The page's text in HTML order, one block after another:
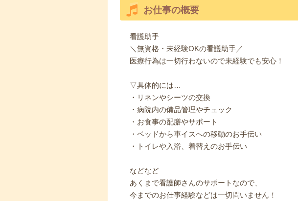
お仕事の概要
看護助手
＼無資格・未経験OKの看護助手／
医療行為は一切行わないので未経験でも安心！
▽具体的には…
・リネンやシーツの交換
・病院内の備品管理やチェック
・お食事の配膳やサポート
・ベッドから車イスへの移動のお手伝い
・トイレや入浴、着替えのお手伝い
などなど
あくまで看護師さんのサポートなので、
今までのお仕事経験などは一切問いません！